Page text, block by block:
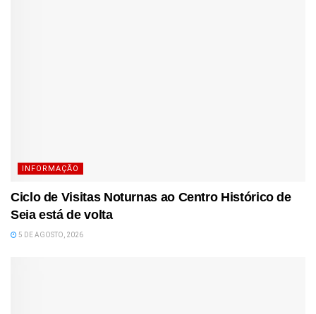
INFORMAÇÃO
Ciclo de Visitas Noturnas ao Centro Histórico de
Seia está de volta
5 DE AGOSTO, 2026